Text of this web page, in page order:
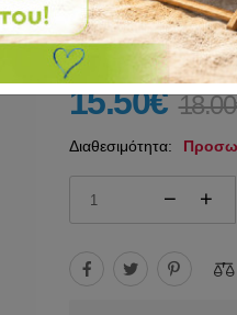
Κωδικός
15.50€
Διαθεσιμότητα: